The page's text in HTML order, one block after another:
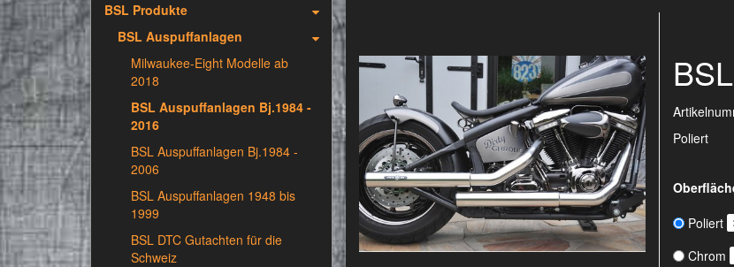
Poliert
Poliert
Chrom
BSL Produkte
BSL Auspuffanlagen
Milwaukee-Eight Modelle ab
2018
BSL Auspuffanlagen Bj.1984 -
2016
BSL Auspuffanlagen Bj.1984 -
2006
BSL Auspuffanlagen 1948 bis
1999
BSL DTC Gutachten für die
Schweiz